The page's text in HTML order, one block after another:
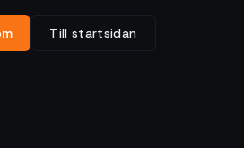
Till startsidan